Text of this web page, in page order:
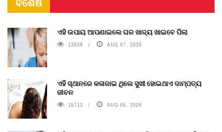
ଏହି ଉପାୟ ଆପଣାଇଲେ ଘର ଖାଦ୍ୟ ଖାଇବେ ପିଲା
13838 AUG 07, 2026
ଏହି ସ୍ଥାନରେ କଳାଜାଇ ଥିଲେ ସୁଖୀ ହୋଇଥାଏ ଦାମ୍ପତ୍ୟ
ଜୀବନ
15713 AUG 05, 2026